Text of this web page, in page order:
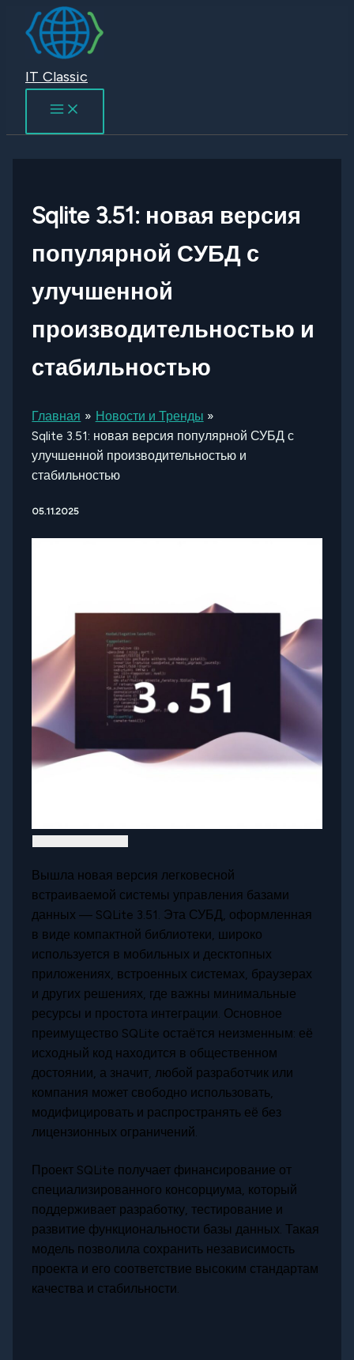
Перейти
содержимому
IT Classic
Sqlite 3.51: новая версия
популярной СУБД с
улучшенной
производительностью и
стабильностью
Главная
Новости и Тренды
Sqlite 3.51: новая версия популярной СУБД с
улучшенной производительностью и
стабильностью
05.11.2025
Вышла новая версия легковесной
встраиваемой системы управления базами
данных — SQLite 3.51. Эта СУБД, оформленная
в виде компактной библиотеки, широко
используется в мобильных и десктопных
приложениях, встроенных системах, браузерах
и других решениях, где важны минимальные
ресурсы и простота интеграции. Основное
преимущество SQLite остаётся неизменным: её
исходный код находится в общественном
достоянии, а значит, любой разработчик или
компания может свободно использовать,
модифицировать и распространять её без
лицензионных ограничений.
Проект SQLite получает финансирование от
специализированного консорциума, который
поддерживает разработку, тестирование и
развитие функциональности базы данных. Такая
модель позволила сохранить независимость
проекта и его соответствие высоким стандартам
качества и стабильности.